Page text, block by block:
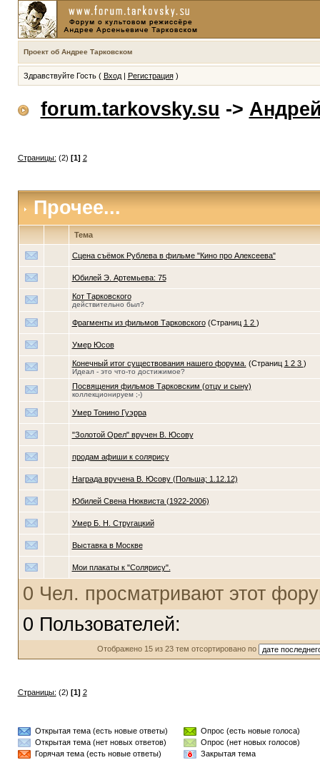
Проект об Андрее Тарковском
Здравствуйте Гость ( Вход| Регистрация)
forum.tarkovsky.su ->
Страницы: (2) [1] 2
Прочее...
Тема
Сцена съёмок Рублева в фильме "Кино про Алексеева"
Юбилей Э. Артемьева: 75
Кот Тарковского
действительно был?
Фрагменты из фильмов Тарковского (Страниц 1 2 )
Умер Юсов
Конечный итог существования нашего форума. (Страниц 1 2 3 )
Идеал - это что-то достижимое?
Посвящения фильмов Тарковским (отцу и сыну)
коллекционируем ;-)
Умер Тонино Гуэрра
"Золотой Орел" вручен В. Юсову
продам афиши к солярису
Награда вручена В. Юсову (Польша; 1.12.12)
Юбилей Свена Нюквиста (1922-2006)
Умер Б. Н. Стругацкий
Выставка в Москве
Мои плакаты к "Солярису".
0 Чел. просматривают этот
0 Пользователей:
Отображено 15 из 23 тем отсортировано по
Страницы: (2) [1] 2
Открытая тема (есть новые ответы)
Открытая тема (нет новых ответов)
Горячая тема (есть новые ответы)
Опрос (есть новые голоса)
Опрос (нет новых голосов)
Закрытая тема